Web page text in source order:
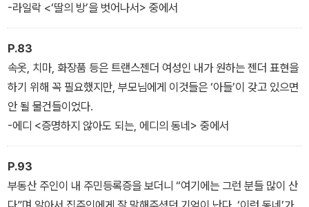
-라일락 <‘딸의 방’을 벗어나서> 중에서
P.83
속옷, 치마, 화장품 등은 트랜스젠더 여성인 내가 원하는 젠더 표현을
하기 위해 꼭 필요했지만, 부모님에게 이것들은 ‘아들’이 갖고 있으면
안 될 물건들이었다.
-에디 <증명하지 않아도 되는, 에디의 동네> 중에서
P.93
부동산 주인이 내 주민등록증을 보더니 “여기에는 그런 분들 많이 산